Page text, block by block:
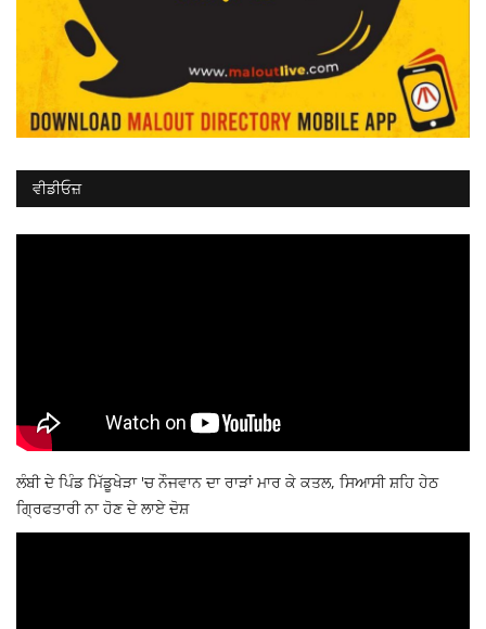
ਵੀਡੀਓਜ਼
ਲੰਬੀ ਦੇ ਪਿੰਡ ਮਿੱਡੂਖੇੜਾ 'ਚ ਨੌਜਵਾਨ ਦਾ ਰਾੜਾਂ ਮਾਰ ਕੇ ਕਤਲ, ਸਿਆਸੀ ਸ਼ਹਿ ਹੇਠ
ਗ੍ਰਿਫਤਾਰੀ ਨਾ ਹੋਣ ਦੇ ਲਾਏ ਦੋਸ਼